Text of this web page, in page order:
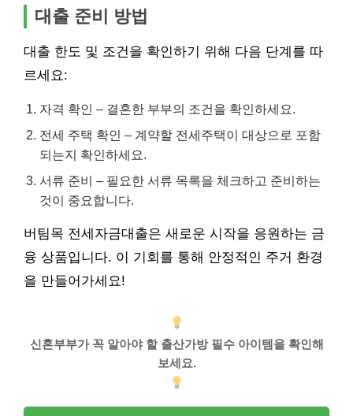
대출 준비 방법
대출 한도 및 조건을 확인하기 위해 다음 단계를 따
르세요:
자격 확인 – 결혼한 부부의 조건을 확인하세요.
전세 주택 확인 – 계약할 전세주택이 대상으로 포함
되는지 확인하세요.
서류 준비 – 필요한 서류 목록을 체크하고 준비하는
것이 중요합니다.
버팀목 전세자금대출은 새로운 시작을 응원하는 금
융 상품입니다. 이 기회를 통해 안정적인 주거 환경
을 만들어가세요!
신혼부부가 꼭 알아야 할 출산가방 필수 아이템을 확인해
보세요.